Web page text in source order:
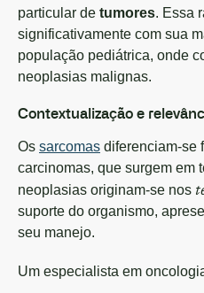
particular de tumores. Essa
significativamente com sua
população pediátrica, onde
neoplasias malignas.
Contextualização e
Os sarcomas diferenciam-se
carcinomas, que surgem em
neoplasias originam-se nos
suporte do organismo,
seu manejo.
Um especialista em